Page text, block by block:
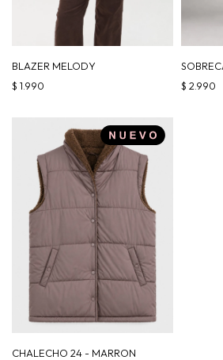
BLAZER MELODY
$ 1.990
$ 2.990
CHALECHO 24 - MARRON